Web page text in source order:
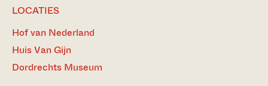
LOCATIES
Hof van Nederland
Huis Van Gijn
Dordrechts Museum